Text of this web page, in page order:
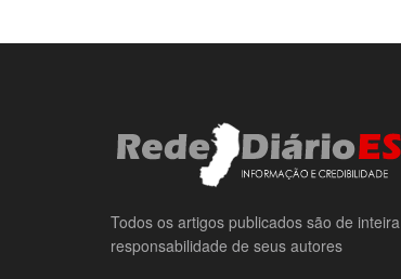
Todos os artigos publicados são de inteira
responsabilidade de seus autores